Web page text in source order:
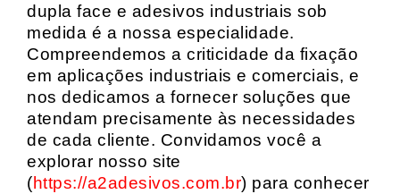
dupla face e adesivos industriais sob
medida é a nossa especialidade.
Compreendemos a criticidade da fixação
em aplicações industriais e comerciais, e
nos dedicamos a fornecer soluções que
atendam precisamente às necessidades
de cada cliente. Convidamos você a
explorar nosso site
(https://a2adesivos.com.br) para conhecer